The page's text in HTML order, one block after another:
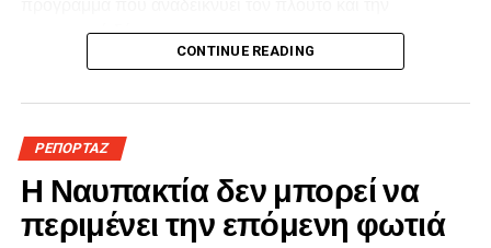
εκφραστική δύναμη της
κιθάρας. Η εκδήλωση πραγματοποιείται με την
Μπότσαρη.
Ο Δημήτρης Σουκαράς, με έδρα το Λονδίνο,
συγκαταλέγεται στους σημαντικότερους Έλληνες
κιθαριστές της νεότερης
γενιάς. Είναι απόφοιτος της Royal Academy of Music, του
University of Surrey και του Ιονίου Πανεπιστημίου, έχει
CONTINUE READING
ΡΕΠΟΡΤΑΖ
Η Ναυπακτία δεν μπορεί να
περιμένει την επόμενη φωτιά